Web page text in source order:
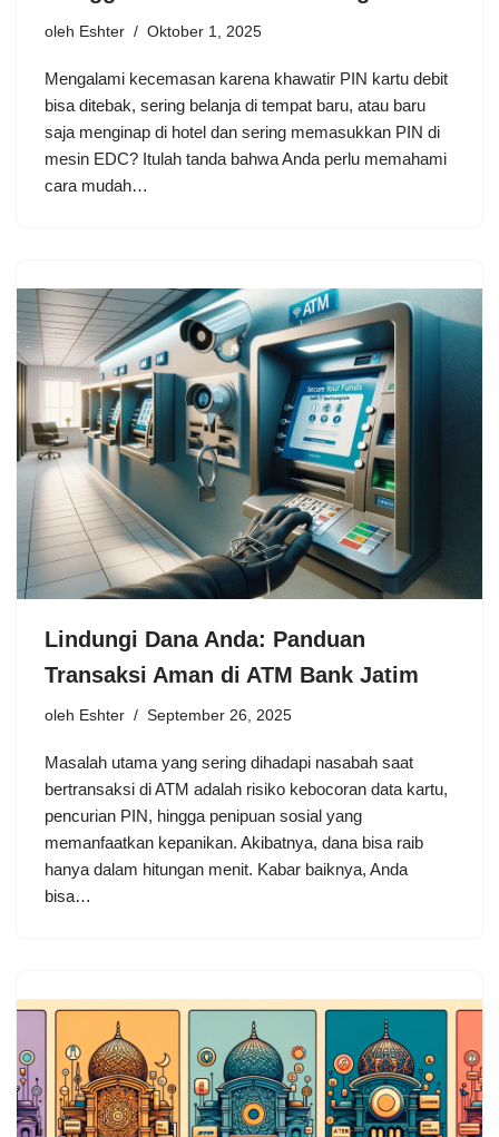
oleh Eshter Oktober 1, 2025
Mengalami kecemasan karena khawatir PIN kartu debit
bisa ditebak, sering belanja di tempat baru, atau baru
saja menginap di hotel dan sering memasukkan PIN di
mesin EDC? Itulah tanda bahwa Anda perlu memahami
cara mudah…
Lindungi Dana Anda: Panduan
Transaksi Aman di ATM Bank Jatim
oleh Eshter September 26, 2025
Masalah utama yang sering dihadapi nasabah saat
bertransaksi di ATM adalah risiko kebocoran data kartu,
pencurian PIN, hingga penipuan sosial yang
memanfaatkan kepanikan. Akibatnya, dana bisa raib
hanya dalam hitungan menit. Kabar baiknya, Anda
bisa…